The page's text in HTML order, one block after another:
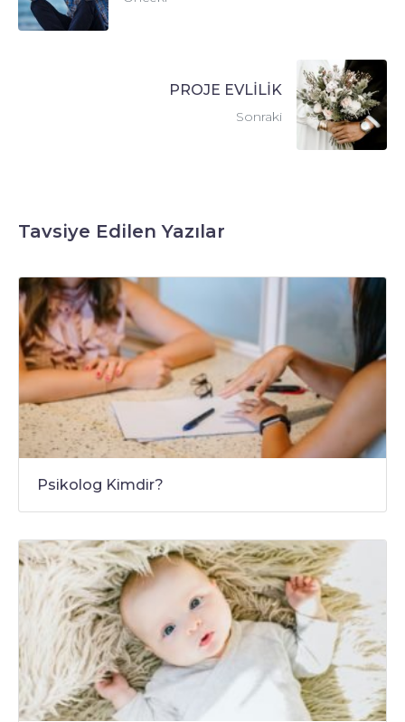
PROJE EVLİLİK
Sonraki
Tavsiye Edilen Yazılar
Psikolog Kimdir?